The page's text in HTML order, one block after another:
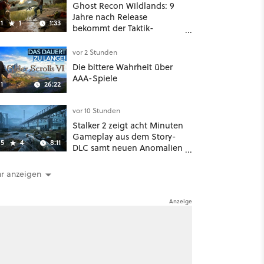
1 1:33
Ghost Recon Wildlands: 9
Jahre nach Release
bekommt der Taktik-
nochmal ein dickes Update
26:22
vor 2 Stunden
Die bittere Wahrheit über
AAA-Spiele
4 8:11
vor 10 Stunden
Stalker 2 zeigt acht Minuten
Gameplay aus dem Story-
DLC samt neuen Anomalien
anzeigen